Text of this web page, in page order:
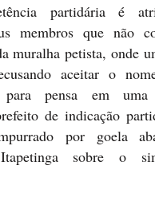
partidária é
membros que não
muralha petista, onde
aceitar o
para pensa em uma
de indicação
por goela
sobre o